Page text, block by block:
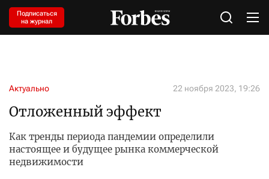
Подписаться
на журнал
Актуально 22 ноября 2023, 19:26
Отложенный эффект
Как тренды периода пандемии определили
настоящее и будущее рынка коммерческой
недвижимости